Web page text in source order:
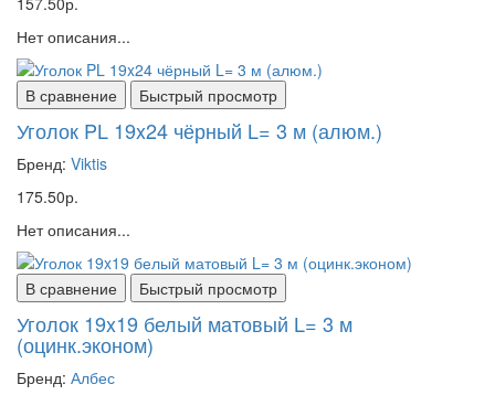
Нет описания...
В сравнение Быстрый просмотр
Уголок PL 19x24 чёрный L= 3 м (алюм.)
Бренд: Viktis
175.50р.
Нет описания...
В сравнение Быстрый просмотр
Уголок 19x19 белый матовый L= 3 м
(оцинк.эконом)
Бренд: Албес